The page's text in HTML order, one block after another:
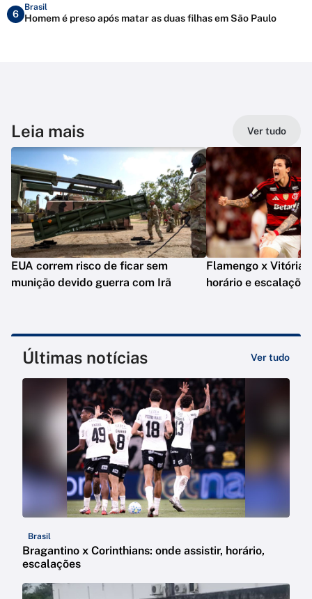
6
Brasil
Homem é preso após matar as duas filhas em São Paulo
Leia mais Ver tudo
EUA correm risco de ficar sem
munição devido guerra com Irã
Flamengo x Vitória:
horário e escalações
Últimas notícias Ver tudo
Brasil
Bragantino x Corinthians: onde assistir, horário,
escalações